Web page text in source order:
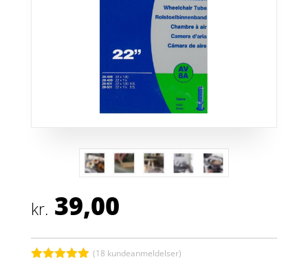
kr. 39,00
(18 kundeanmeldelser)